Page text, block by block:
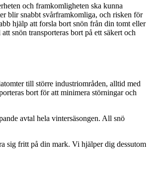
och framkomligheten ska kunna
blir snabbt svårframkomliga, och risken för
hjälp att forsla bort snön från din tomt eller
snön transporteras bort på ett säkert och
till större industriområden, alltid med
bort för att minimera störningar och
avtal hela vintersäsongen. All snö
sig fritt på din mark. Vi hjälper dig dessutom